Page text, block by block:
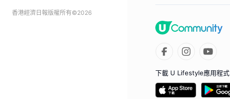
香港經濟日報版權所有©2026
下載 U Lifestyle應用程式